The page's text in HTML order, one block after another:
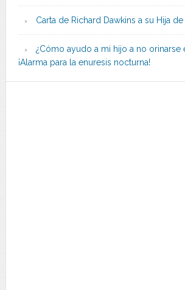
Carta de Richard Dawkins a su Hija
¿Cómo ayudo a mi hijo a no orinarse
¡Alarma para la enuresis nocturna!